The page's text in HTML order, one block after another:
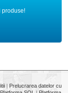
produse!
| Prelucrarea datelor cu